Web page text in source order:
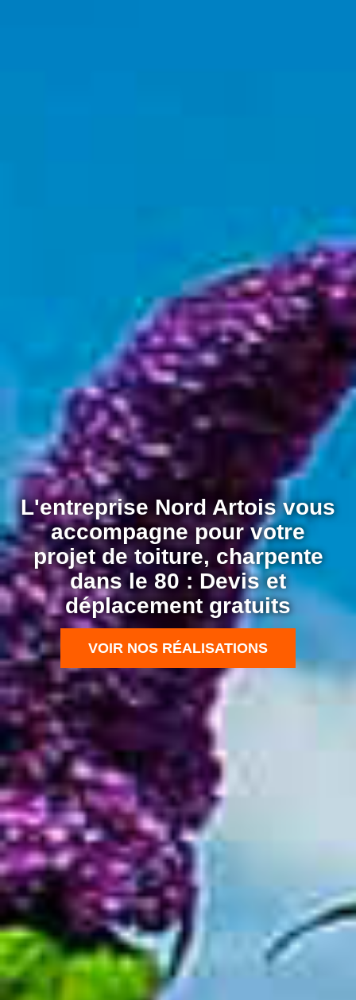
L'entreprise Nord Artois vous
accompagne pour votre
projet de toiture, charpente
dans le 80 : Devis et
déplacement gratuits
VOIR NOS RÉALISATIONS